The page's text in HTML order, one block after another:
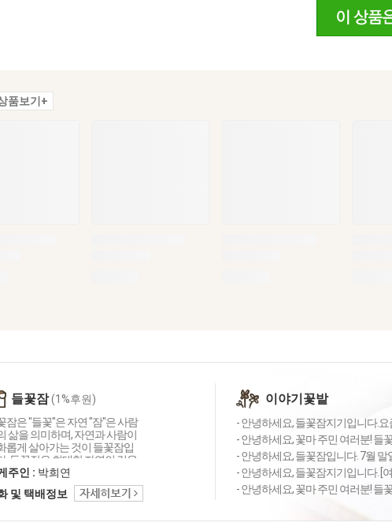
품보기+
들꽃잠(1%후원)
잠은 "들꽃"은 자연 "잠"은 사람
삶을 의미하며, 자연과 사람이
롭게 살아가는 것이 들꽃잠입
. 들꽃잠은 최대한 자연의 것을
다 침구, 생활소품, 식품, 화장품
생활전반에 필요한 것들을 만들
급하고 있습니다. 여러분들의
.
주인 : 박희연
및 택배정보
이야기꽃밭
- 안녕하세요, 들꽃잠지기입니다.
- 안녕하세요, 꽃마 주민 여러분! 들
- 안녕하세요, 들꽃잠입니다. 7월
- 안녕하세요, 들꽃잠지기입니다. [
- 안녕하세요, 꽃마 주민 여러분! 들